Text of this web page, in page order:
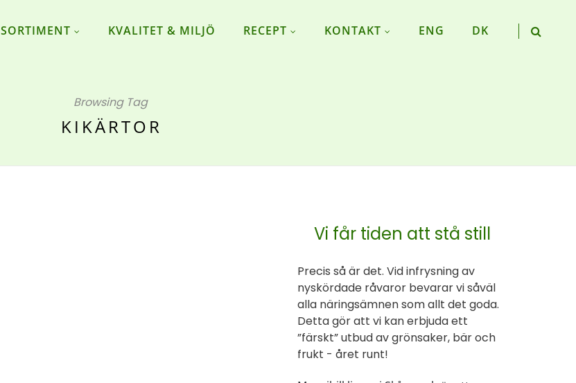
SORTIMENT KVALITET & MILJÖ RECEPT KONTAKT ENG DK
Browsing Tag
KIKÄRTOR
Vi får tiden att stå still
Precis så är det. Vid infrysning av
nyskördade råvaror bevarar vi såväl
alla näringsämnen som allt det goda.
Detta gör att vi kan erbjuda ett
”färskt” utbud av grönsaker, bär och
frukt - året runt!